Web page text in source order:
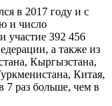
в 2017 году и с
и число
участие 392 456
а также из
Кыргызстана,
Китая,
раз больше, чем в